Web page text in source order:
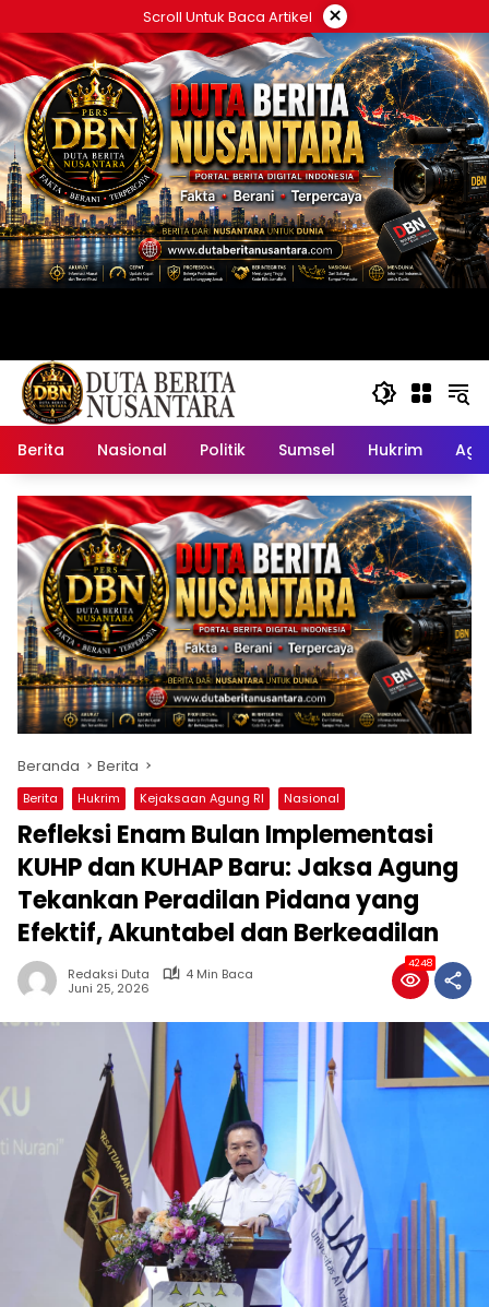
ke
konten
Scroll Untuk Baca Artikel ×
Berita Nasional Politik Sumsel Hukrim
Beranda Berita
Berita Hukrim Kejaksaan Agung RI Nasional
Refleksi Enam Bulan Implementasi
KUHP dan KUHAP Baru: Jaksa Agung
Tekankan Peradilan Pidana yang
Efektif, Akuntabel dan Berkeadilan
Redaksi Duta
4 Min Baca
Juni 25, 2026
4248